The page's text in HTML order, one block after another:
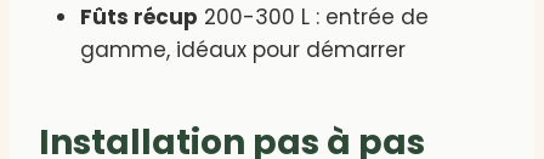
Fûts récup 200-300 L : entrée de
gamme, idéaux pour démarrer
Installation pas à pas